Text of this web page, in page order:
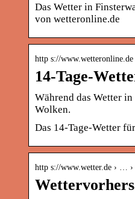
Das Wetter in
von wetteronline.de
http s://
14-Tage-
Während das Wetter
Wolken.
Das 14-Tage-Wetter
http s://www.wetter.de › … ›